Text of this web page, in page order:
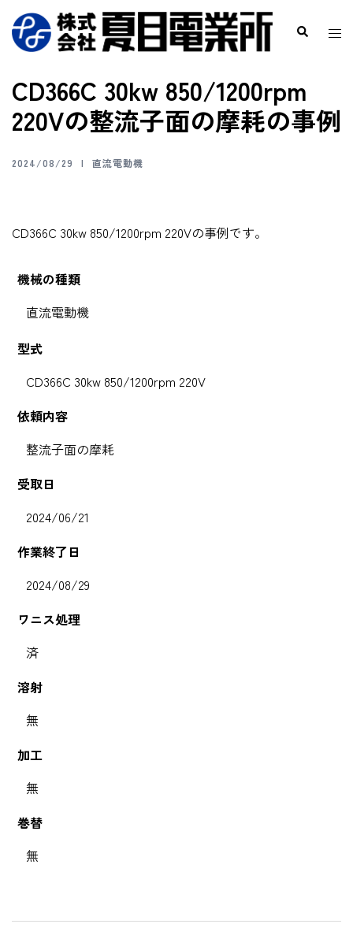
CD366C 30kw 850/1200rpm
220Vの整流子面の摩耗の事例
2024/08/29 直流電動機
CD366C 30kw 850/1200rpm 220Vの事例です。
機械の種類
直流電動機
型式
CD366C 30kw 850/1200rpm 220V
依頼内容
整流子面の摩耗
受取日
2024/06/21
作業終了日
2024/08/29
ワニス処理
済
溶射
無
加工
無
巻替
無